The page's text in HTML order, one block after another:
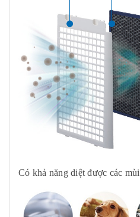
Có khả năng diệt được các mùi